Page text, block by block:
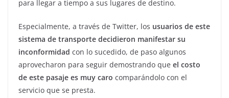
para llegar a tiempo a sus lugares de destino.
Especialmente, a través de Twitter, los usuarios de este
sistema de transporte decidieron manifestar su
inconformidad con lo sucedido, de paso algunos
aprovecharon para seguir demostrando que el costo
de este pasaje es muy caro comparándolo con el
servicio que se presta.